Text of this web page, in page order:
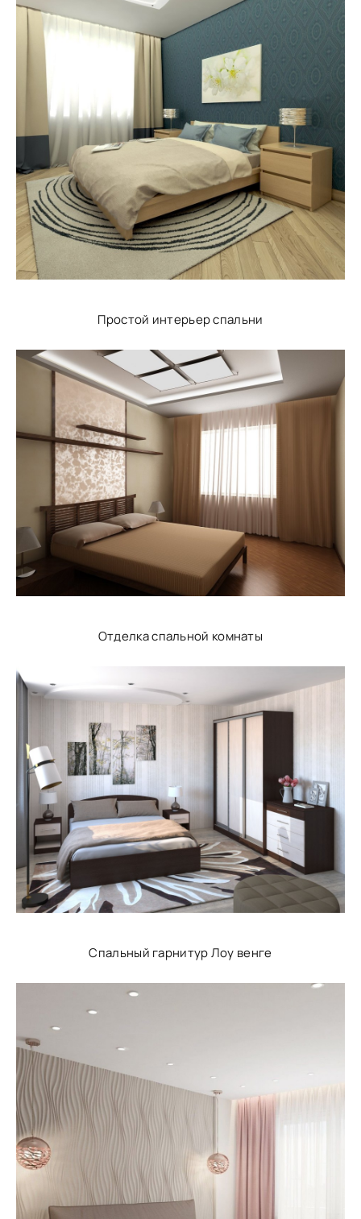
Простой интерьер спальни
Отделка спальной комнаты
Спальный гарнитур Лоу венге